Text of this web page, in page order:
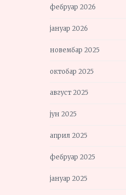
фебруар 2026
јануар 2026
новембар 2025
октобар 2025
август 2025
јун 2025
април 2025
фебруар 2025
јануар 2025